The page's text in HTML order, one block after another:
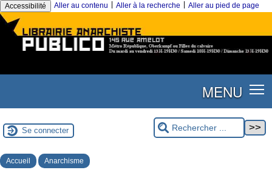
Accessibilité Aller au contenu Aller à la recherche Aller au pied de page
MENU
Se connecter
Accueil Anarchisme